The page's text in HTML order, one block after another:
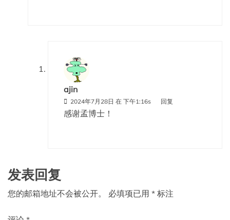
ajin
2024年7月28日 在 下午1:16s 回复
感谢孟博士！
发表回复
您的邮箱地址不会被公开。 必填项已用 * 标注